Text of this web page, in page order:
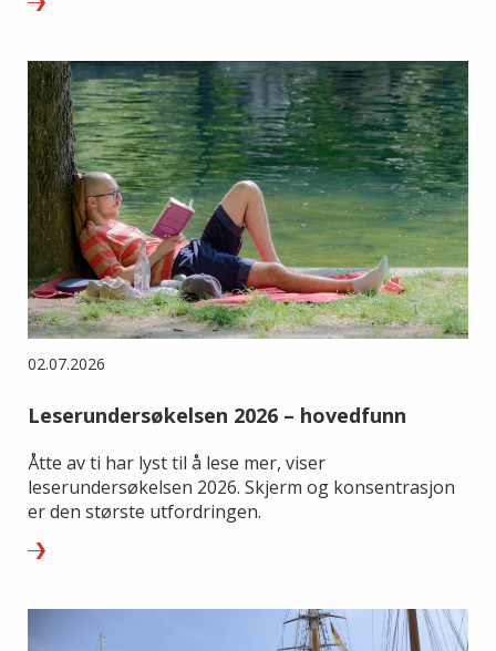
02.07.2026
Leserundersøkelsen 2026 – hovedfunn
Åtte av ti har lyst til å lese mer, viser
leserundersøkelsen 2026. Skjerm og konsentrasjon
er den største utfordringen.